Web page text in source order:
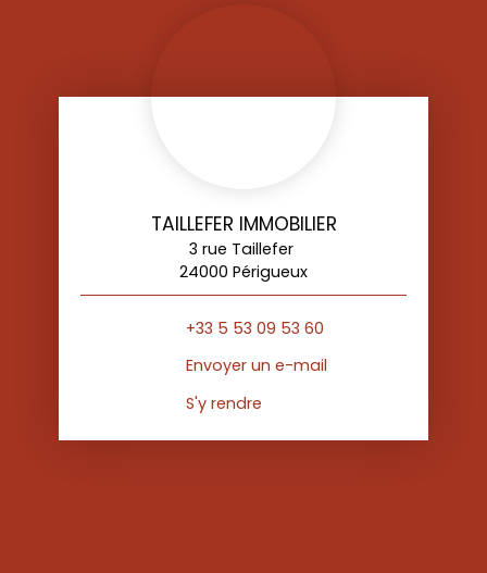
TAILLEFER IMMOBILIER
3 rue Taillefer
24000 Périgueux
+33 5 53 09 53 60
Envoyer un e-mail
S'y rendre